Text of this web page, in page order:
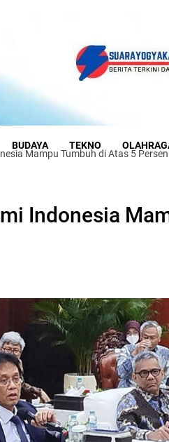
BUDAYA TEKNO
Mampu Tumbuh di Atas 5 Persen
Indonesia